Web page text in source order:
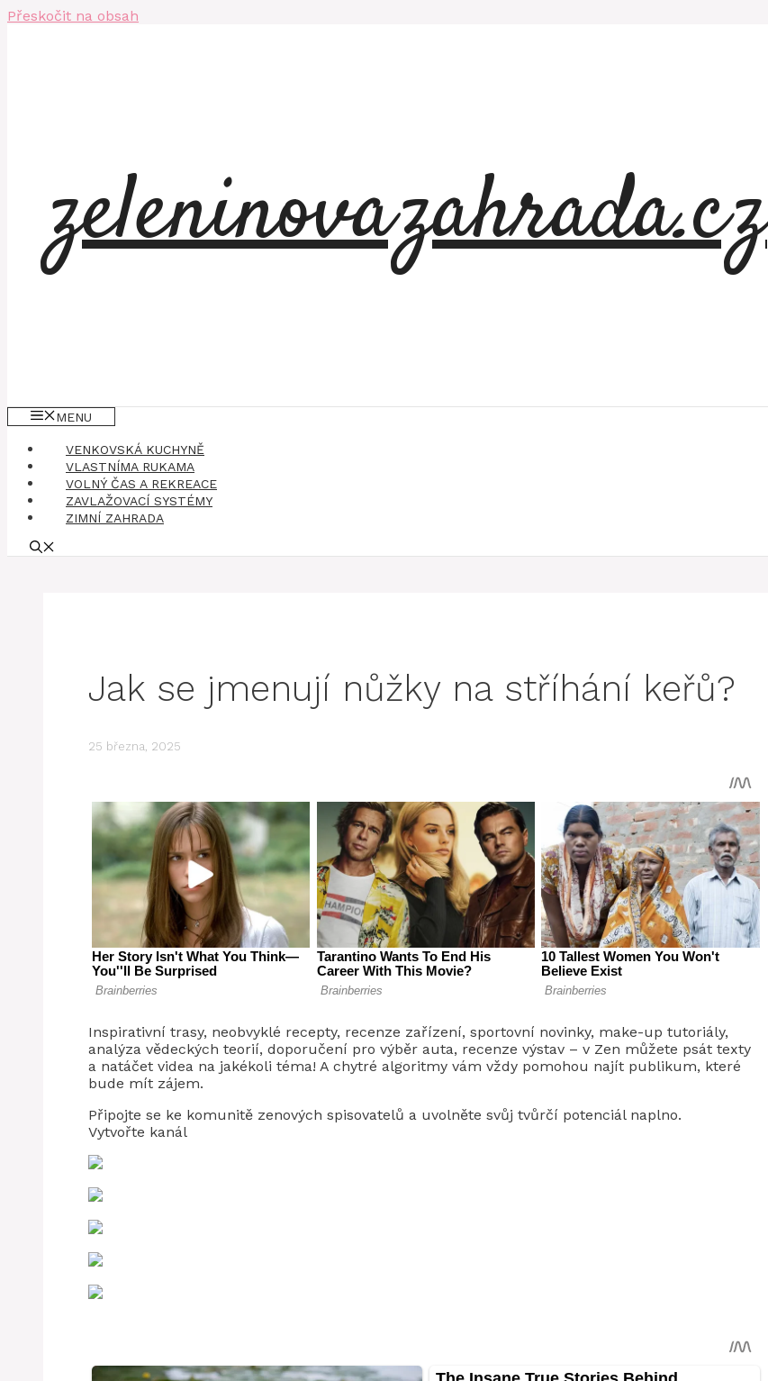
Přeskočit na obsah
zeleninovazahrada.cz
MENU
VENKOVSKÁ KUCHYNĚ
VLASTNÍMA RUKAMA
VOLNÝ ČAS A REKREACE
ZAVLAŽOVACÍ SYSTÉMY
ZIMNÍ ZAHRADA
Jak se jmenují nůžky na stříhání keřů?
25 března, 2025
Inspirativní trasy, neobvyklé recepty, recenze zařízení, sportovní novinky, make-up tutoriály,
analýza vědeckých teorií, doporučení pro výběr auta, recenze výstav – v Zen můžete psát texty
a natáčet videa na jakékoli téma! A chytré algoritmy vám vždy pomohou najít publikum, které
bude mít zájem.
Připojte se ke komunitě zenových spisovatelů a uvolněte svůj tvůrčí potenciál naplno.
Vytvořte kanál